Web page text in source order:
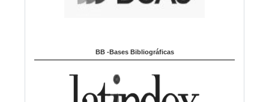
BB -Bases Bibliográficas